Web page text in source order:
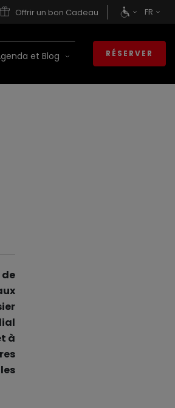
Offrir un bon Cadeau FR
et Blog RÉSERVER
à